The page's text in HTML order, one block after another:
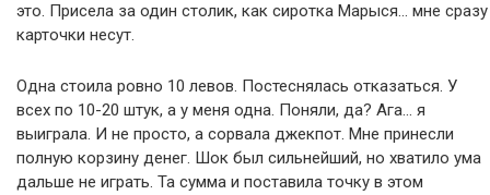
это. Присела за один столик, как сиротка Марыся… мне сразу
карточки несут.
Одна стоила ровно 10 левов. Постеснялась отказаться. У
всех по 10-20 штук, а у меня одна. Поняли, да? Ага… я
выиграла. И не просто, а сорвала джекпот. Мне принесли
полную корзину денег. Шок был сильнейший, но хватило ума
дальше не играть. Та сумма и поставила точку в этом